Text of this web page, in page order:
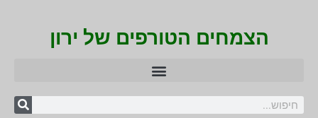
הצמחים הטורפים של ירון